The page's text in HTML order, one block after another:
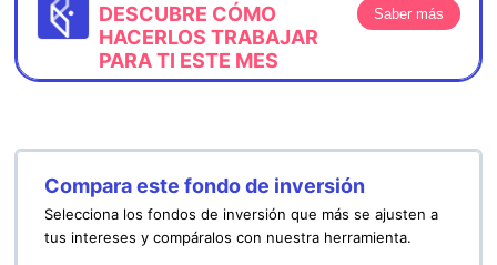
DESCUBRE CÓMO
HACERLOS TRABAJAR
PARA TI ESTE MES
Saber más
Compara este fondo de inversión
Selecciona los fondos de inversión que más se ajusten a
tus intereses y compáralos con nuestra herramienta.